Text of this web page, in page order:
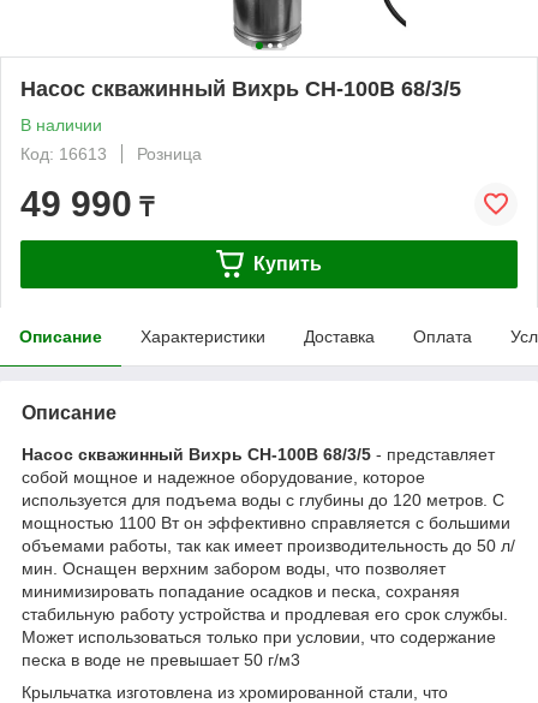
Насос скважинный Вихрь СН-100В 68/3/5
В наличии
Код: 16613
Розница
49 990 ₸
Купить
Описание Характеристики Доставка Оплата
Описание
Насос скважинный Вихрь СН-100В 68/3/5 - представляет
собой мощное и надежное оборудование, которое
используется для подъема воды с глубины до 120 метров. С
мощностью 1100 Вт он эффективно справляется с большими
объемами работы, так как имеет производительность до 50 л/
мин. Оснащен верхним забором воды, что позволяет
минимизировать попадание осадков и песка, сохраняя
стабильную работу устройства и продлевая его срок службы.
Может использоваться только при условии, что содержание
песка в воде не превышает 50 г/м3
Крыльчатка изготовлена из хромированной стали, что